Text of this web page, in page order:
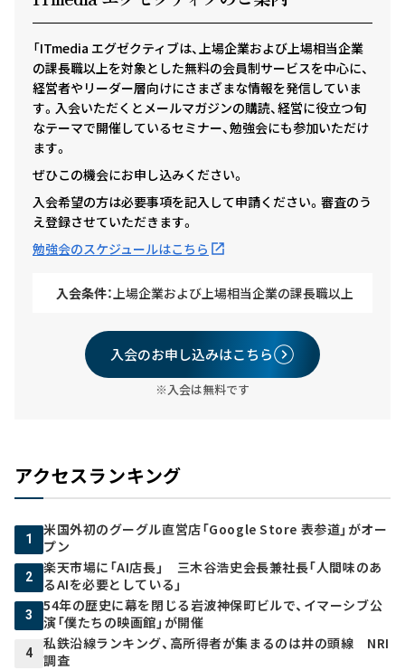
「ITmedia エグゼクティブは、上場企業および上場相当企業
の課長職以上を対象とした無料の会員制サービスを中心に、
経営者やリーダー層向けにさまざまな情報を発信していま
す。入会いただくとメールマガジンの購読、経営に役立つ旬
なテーマで開催しているセミナー、勉強会にも参加いただけ
ます。
ぜひこの機会にお申し込みください。
入会希望の方は必要事項を記入して申請ください。審査のう
え登録させていただきます。
勉強会のスケジュールはこちら
入会条件： 上場企業および上場相当企業の課長職以上
入会のお申し込みはこちら
※入会は無料です
アクセスランキング
1
米国外初のグーグル直営店「Google Store 表参道」がオー
プン
2
楽天市場に「AI店長」 三木谷浩史会長兼社長「人間味のあ
るAIを必要としている」
3
54年の歴史に幕を閉じる岩波神保町ビルで、イマーシブ公
演「僕たちの映画館」が開催
4
私鉄沿線ランキング、高所得者が集まるのは井の頭線 NRI
調査